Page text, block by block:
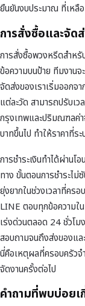
ยืนยันงบประมาณ ที่เหลื
การสั่งซื้อและจัด
การสั่งซื้อพวงหรีดสำหรั
ข้อความบนป้าย ทีมงาน
จัดส่งของเราเริ่มออกจ
แต่ละวัด สามารถปรับเ
กรุงเทพและปริมณฑลค่
บาทขึ้นไป ทำให้ราคาที่ร
การชำระเงินทำได้ผ่าน
ทาง ขั้นตอนการชำระไ
ยุ่งยากในช่วงเวลาที่คร
LINE ตอบทุกข้อความใ
เร่งด่วนตลอด 24 ชั่วโม
สอบถามจนถึงส่งของแ
นี่คือเหตุผลที่ครอบครัวจ
จัดงานครั้งต่อไป
คำถามที่พบบ่อย